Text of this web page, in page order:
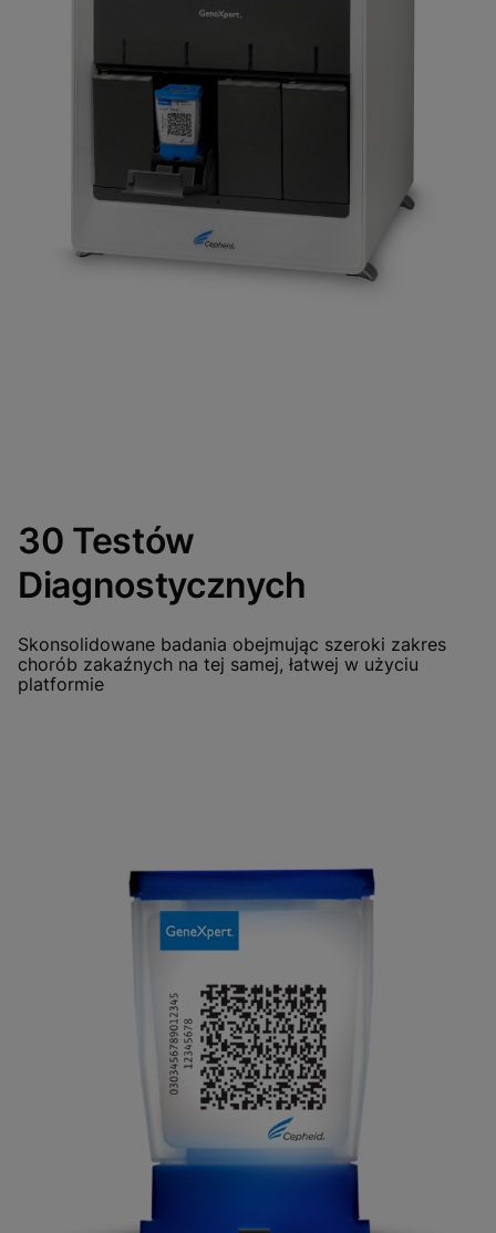
30 Testów
Diagnostycznych
Skonsolidowane badania obejmując szeroki zakres
chorób zakaźnych na tej samej, łatwej w użyciu
platformie